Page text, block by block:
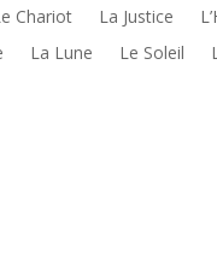
Chariot La Justice
La Lune Le Soleil